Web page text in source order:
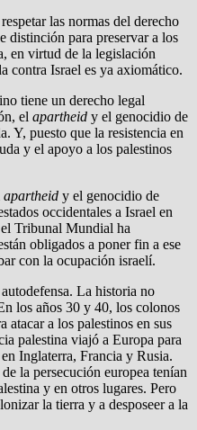
las normas del derecho
para preservar a los
en virtud de la legislación
contra Israel es ya axiomático.
tiene un derecho legal
el apartheid y el genocidio de
Y, puesto que la resistencia en
y el apoyo a los palestinos
apartheid y el genocidio de
occidentales a Israel en
el Tribunal Mundial ha
obligados a poner fin a ese
con la ocupación israelí.
La historia no
los años 30 y 40, los colonos
atacar a los palestinos en sus
palestina viajó a Europa para
Inglaterra, Francia y Rusia.
la persecución europea tenían
y en otros lugares. Pero
la tierra y a desposeer a la